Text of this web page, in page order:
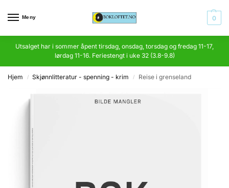
Meny 0
Utsalget har i sommer åpent tirsdag, onsdag, torsdag og fredag 11-17,
lørdag 11-16. Feriestengt i uke 32 (3.8-9.8)
Hjem / Skjønnlitteratur - spenning - krim / Reise i grenseland